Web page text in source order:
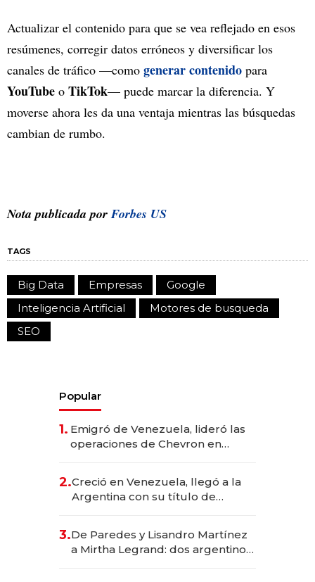
Actualizar el contenido para que se vea reflejado en esos
resúmenes, corregir datos erróneos y diversificar los
canales de tráfico —como generar contenido para
YouTube o TikTok— puede marcar la diferencia. Y
moverse ahora les da una ventaja mientras las búsquedas
cambian de rumbo.
Nota publicada porForbes US
TAGS
Big Data Empresas
Google
Inteligencia Artificial
Motores de busqueda
SEO
Popular
1. Emigró de Venezuela, lideró las
operaciones de Chevron en
2.Creció en Venezuela, llegó a la
Argentina con su título de
las marcas "fast premium"
3.De Paredes y Lisandro Martínez
a Mirtha Legrand: dos argentinos